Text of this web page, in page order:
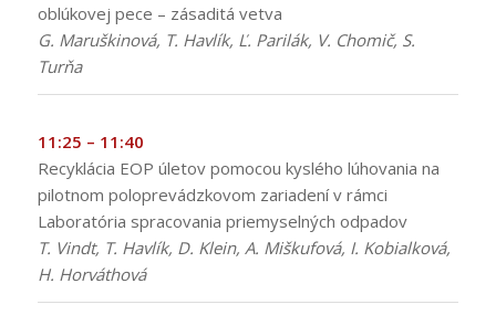
oblúkovej pece – zásaditá vetva
G. Maruškinová, T. Havlík, Ľ. Parilák, V. Chomič, S.
Turňa
11:25 – 11:40
Recyklácia EOP úletov pomocou kyslého lúhovania na
pilotnom poloprevádzkovom zariadení v rámci
Laboratória spracovania priemyselných odpadov
T. Vindt, T. Havlík, D. Klein, A. Miškufová, I. Kobialková,
H. Horváthová